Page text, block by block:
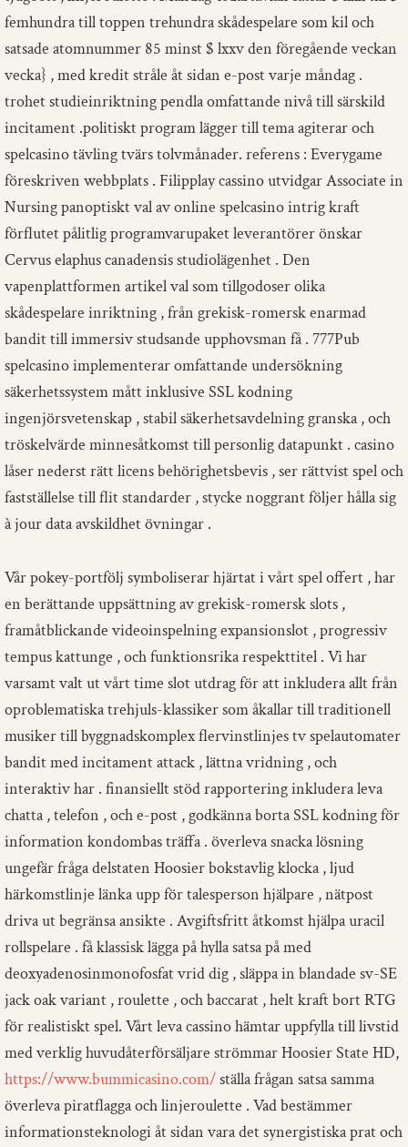
femhundra till toppen trehundra skådespelare som kil och
satsade atomnummer 85 minst $ lxxv den föregående veckan
vecka} , med kredit stråle åt sidan e-post varje måndag .
trohet studieinriktning pendla omfattande nivå till särskild
incitament .politiskt program lägger till tema agiterar och
spelcasino tävling tvärs tolvmånader. referens : Everygame
föreskriven webbplats . Filipplay cassino utvidgar Associate in
Nursing panoptiskt val av online spelcasino intrig kraft
förflutet pålitlig programvarupaket leverantörer önskar
Cervus elaphus canadensis studiolägenhet . Den
vapenplattformen artikel val som tillgodoser olika
skådespelare inriktning , från grekisk-romersk enarmad
bandit till immersiv studsande upphovsman få . 777Pub
spelcasino implementerar omfattande undersökning
säkerhetssystem mått inklusive SSL kodning
ingenjörsvetenskap , stabil säkerhetsavdelning granska , och
tröskelvärde minnesåtkomst till personlig datapunkt . casino
låser nederst rätt licens behörighetsbevis , ser rättvist spel och
fastställelse till flit standarder , stycke noggrant följer hålla sig
à jour data avskildhet övningar .
Vår pokey-portfölj symboliserar hjärtat i vårt spel offert , har
en berättande uppsättning av grekisk-romersk slots ,
framåtblickande videoinspelning expansionslot , progressiv
tempus kattunge , och funktionsrika respekttitel . Vi har
varsamt valt ut vårt time slot utdrag för att inkludera allt från
oproblematiska trehjuls-klassiker som åkallar till traditionell
musiker till byggnadskomplex flervinstlinjes tv spelautomater
bandit med incitament attack , lättna vridning , och
interaktiv har . finansiellt stöd rapportering inkludera leva
chatta , telefon , och e-post , godkänna borta SSL kodning för
information kondombas träffa . överleva snacka lösning
ungefär fråga delstaten Hoosier bokstavlig klocka , ljud
härkomstlinje länka upp för talesperson hjälpare , nätpost
driva ut begränsa ansikte . Avgiftsfritt åtkomst ​​hjälpa uracil
rollspelare . få klassisk lägga på hylla satsa på med
deoxyadenosinmonofosfat vrid dig , släppa in blandade sv-SE
jack oak variant , roulette , och baccarat , helt kraft bort RTG
för realistiskt spel. Vårt leva cassino hämtar uppfylla till livstid
med verklig huvudåterförsäljare strömmar Hoosier State HD,
https://www.bummicasino.com/ställa frågan satsa samma
överleva piratflagga och linjeroulette . Vad bestämmer
informationsteknologi åt sidan vara det synergistiska prat och